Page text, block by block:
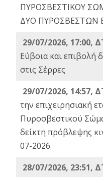
ΠΥΡΟΣΒΕΣΤΙΚΟΥ
ΔΥΟ ΠΥΡΟΣΒΕΣΤΩΝ
29/07/2026, 17:00,
Εύβοια και επιβολή
στις Σέρρες
29/07/2026, 14:57,
την επιχειρησιακή
Πυροσβεστικού
δείκτη πρόβλεψης
07-2026
28/07/2026, 23:51,